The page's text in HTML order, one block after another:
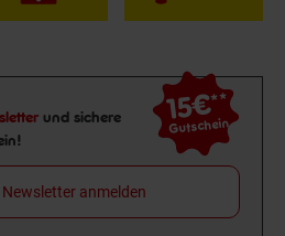
und sichere
15€**
Gutschein
anmelden